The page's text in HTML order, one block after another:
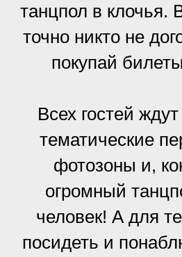
танцпол в клочья.
точно никто не
покупай
Всех гостей
тематические
фотозоны и,
огромный
человек! А для
посидеть и